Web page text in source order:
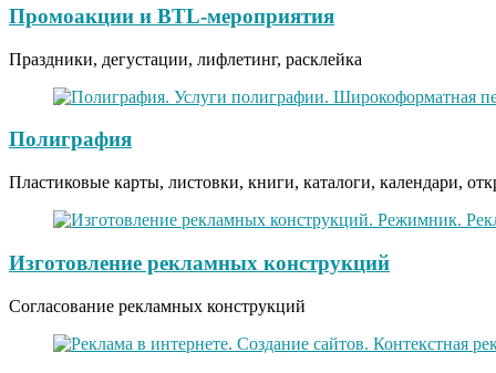
Промоакции и BTL-мероприятия
Праздники, дегустации, лифлетинг, расклейка
Полиграфия
Пластиковые карты, листовки, книги, каталоги, календари,
Изготовление рекламных конструкций
Согласование рекламных конструкций